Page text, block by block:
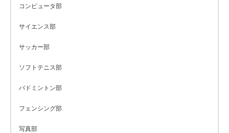
コンピュータ部
サイエンス部
サッカー部
ソフトテニス部
バドミントン部
フェンシング部
写真部